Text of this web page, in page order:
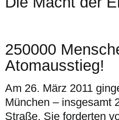
250000
Atomausstieg!
Am 26. März 2011
München – insgesamt
Straße. Sie forderten